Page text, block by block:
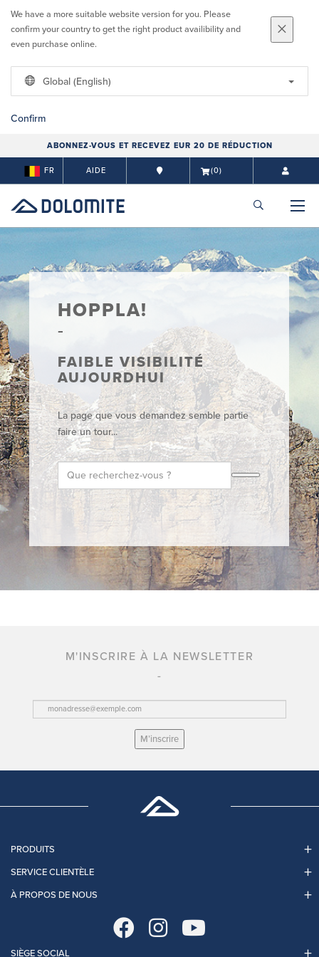
We have a more suitable website version for you. Please
confirm your country to get the right product availibility and
even purchase online.
Global (English)
Confirm
ABONNEZ-VOUS ET RECEVEZ EUR 20 DE RÉDUCTION
FR AIDE (0)
HOPPLA!
FAIBLE VISIBILITÉ
AUJOURDHUI
La page que vous demandez semble partie
faire un tour...
M'INSCRIRE À LA NEWSLETTER
M’inscrire
PRODUITS
SERVICE CLIENTÈLE
À PROPOS DE NOUS
SIÈGE SOCIAL